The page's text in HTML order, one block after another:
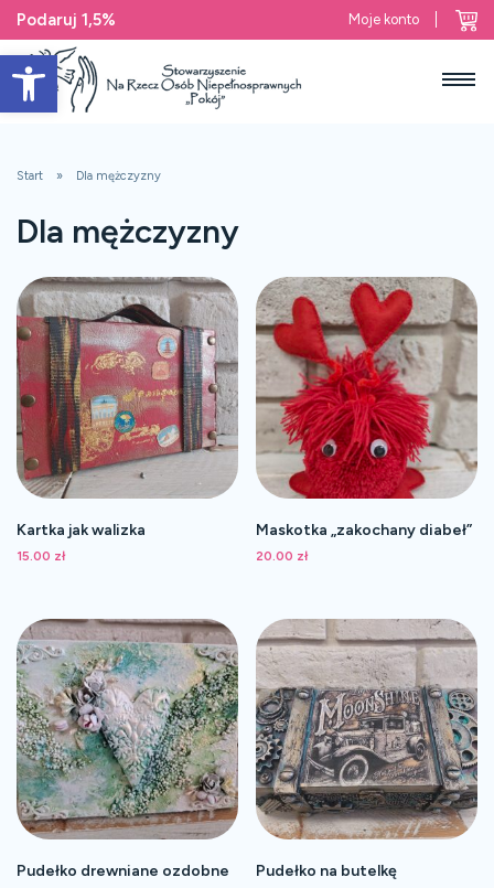
Open toolbar
Podaruj 1,5% Moje konto
Start Dla mężczyzny
Dla mężczyzny
Kartka jak walizka
15.00 zł
Maskotka „zakochany diabeł”
20.00 zł
Pudełko drewniane ozdobne Pudełko na butelkę